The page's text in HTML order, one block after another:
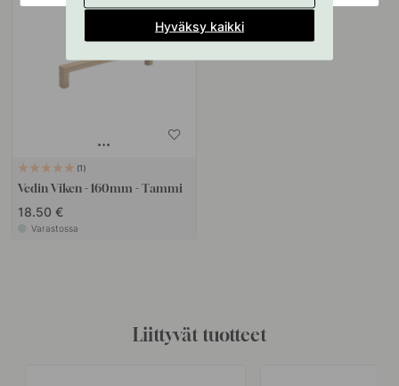
1
Vedin Viken - 160mm - Tammi
18.50 €
Varastossa
Liittyvät tuotteet
Hyväksy kaikki